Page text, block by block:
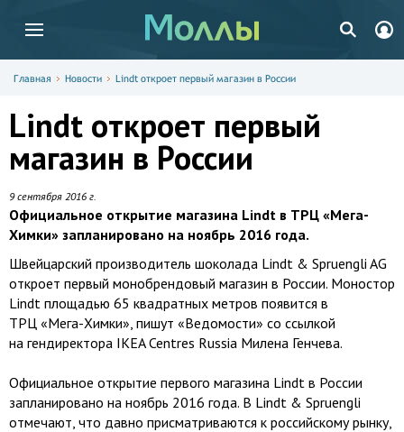
Главная Новости Lindt откроет первый магазин в России
Lindt откроет первый
магазин в России
9 сентября 2016 г.
Официальное открытие магазина Lindt в ТРЦ «Мега-
Химки» запланировано на ноябрь 2016 года.
Швейцарский производитель шоколада Lindt & Spruengli AG
откроет первый монобрендовый магазин в России. Моностор
Lindt площадью 65 квадратных метров появится в
ТРЦ «Мега-Химки», пишут «Ведомости» со ссылкой
на гендиректора IKEA Centres Russia Милена Генчева.
Официальное открытие первого магазина Lindt в России
запланировано на ноябрь 2016 года. В Lindt & Spruengli
отмечают, что давно присматриваются к российскому рынку,